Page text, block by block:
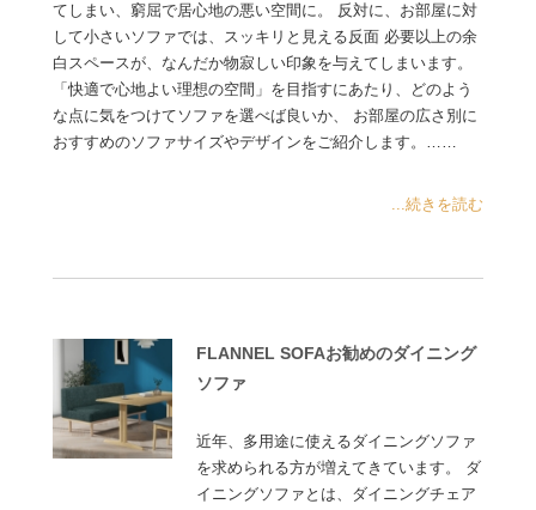
てしまい、窮屈で居心地の悪い空間に。 反対に、お部屋に対
して小さいソファでは、スッキリと見える反面 必要以上の余
白スペースが、なんだか物寂しい印象を与えてしまいます。
「快適で心地よい理想の空間」を目指すにあたり、どのよう
な点に気をつけてソファを選べば良いか、 お部屋の広さ別に
おすすめのソファサイズやデザインをご紹介します。……
...続きを読む
FLANNEL SOFAお勧めのダイニング
ソファ
近年、多用途に使えるダイニングソファ
を求められる方が増えてきています。 ダ
イニングソファとは、ダイニングチェア